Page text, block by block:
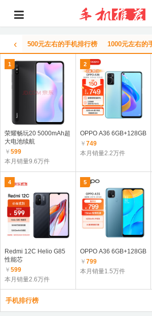
‹ 500元左右的手机排行榜 1000元左右的
1
荣耀畅玩20 5000mAh超
大电池续航
￥ 599
本月销量9.6万件
2
OPPO A36 6GB+128GB
￥ 749
本月销量2.2万件
4
Redmi 12C Helio G85
性能芯
￥ 599
本月销量2.6万件
5
OPPO A36 6GB+128GB
￥ 799
本月销量1.5万件
手机排行榜